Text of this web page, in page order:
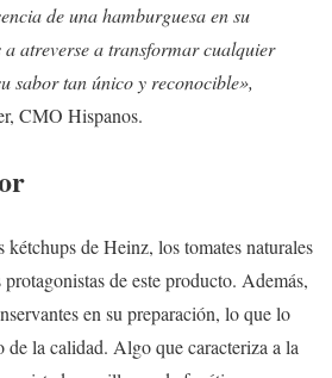
de una hamburguesa en su
atreverse a transformar cualquier
sabor tan único y reconocible»,
CMO Hispanos.
de Heinz, los tomates naturales
de este producto. Además,
en su preparación, lo que lo
la calidad. Algo que caracteriza a la